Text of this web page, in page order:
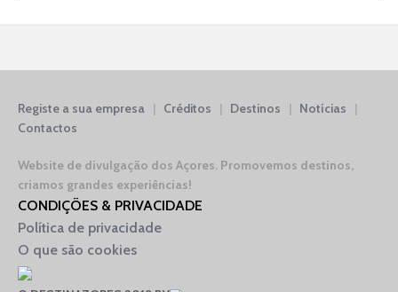
Registe a sua empresa | Créditos | Destinos | Notícias |
Contactos
Website de divulgação dos Açores. Promovemos destinos,
criamos grandes experiências!
CONDIÇÕES & PRIVACIDADE
Política de privacidade
O que são cookies